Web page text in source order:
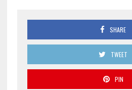
SHARE
TWEET
PIN